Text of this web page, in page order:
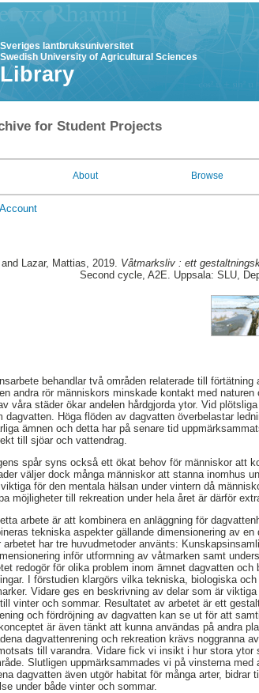
Sveriges lantbruksuniversitet
Swedish University of Agricultural Sciences
Library
for Student Projects
About Browse
Lazar, Mattias, 2019. Våtmarksliv : ett
Second cycle, A2E. Uppsala: SLU,
behandlar två områden relaterade till
andra rör människors minskade kontakt med
våra städer ökar andelen hårdgjorda ytor. Vid
dagvatten. Höga flöden av dagvatten överbelastar
ämnen och detta har på senare tid
till sjöar och vattendrag.
spår syns också ett ökat behov för människor att
väljer dock många människor att stanna inomhus
för den mentala hälsan under vintern då
möjligheter till rekreation under hela året är därför
arbete är att kombinera en anläggning för
tekniska aspekter gällande dimensionering av
arbetet har tre huvudmetoder använts:
inför utformning av våtmarken samt
redogör för olika problem inom ämnet dagvatten
I förstudien klargörs vilka tekniska, biologiska
Vidare ges en beskrivning av delar som är
vinter och sommar. Resultatet av arbetet är ett
och fördröjning av dagvatten kan se ut för att
är även tänkt att kunna användas på andra
dagvattenrening och rekreation krävs noggranna
till varandra. Vidare fick vi insikt i hur stora
Slutligen uppmärksammades vi på vinsterna
dagvatten även utgör habitat för många arter,
under både vinter och sommar.